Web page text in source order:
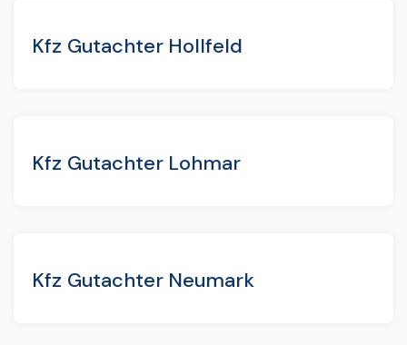
Kfz Gutachter Hollfeld
Kfz Gutachter Lohmar
Kfz Gutachter Neumark